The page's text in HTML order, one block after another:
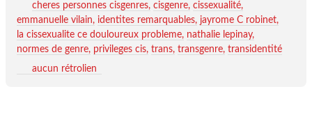
cheres personnes cisgenres cisgenre cissexualité
emmanuelle vilain
identites remarquables jayrome C robinet
la cissexualite ce douloureux probleme nathalie lepinay
normes de genre privileges cis trans transgenre transidentité
aucun rétrolien